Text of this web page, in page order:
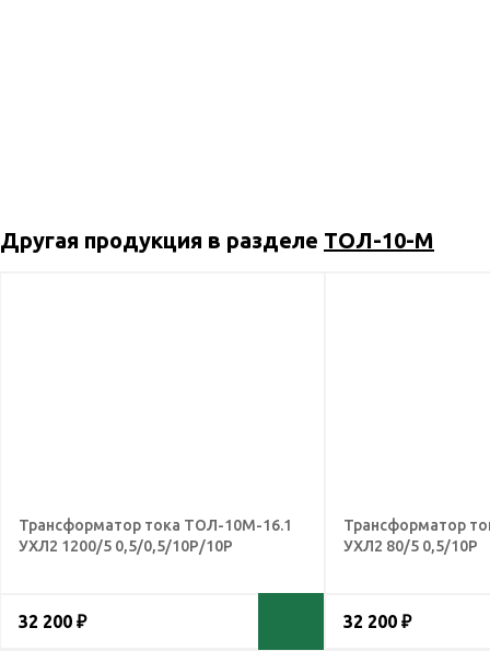
Другая продукция в разделе ТОЛ-10-М
Трансформатор тока ТОЛ-10М-16.1
УХЛ2 1200/5 0,5/0,5/10Р/10Р
32 200 ₽
Трансформатор
УХЛ2 80/5 0,5/10Р
32 200 ₽